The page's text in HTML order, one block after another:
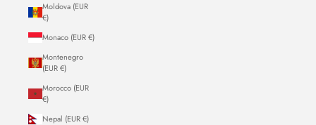
Moldova (EUR
€)
Monaco (EUR €)
Montenegro
(EUR €)
Morocco (EUR
€)
Nepal (EUR €)